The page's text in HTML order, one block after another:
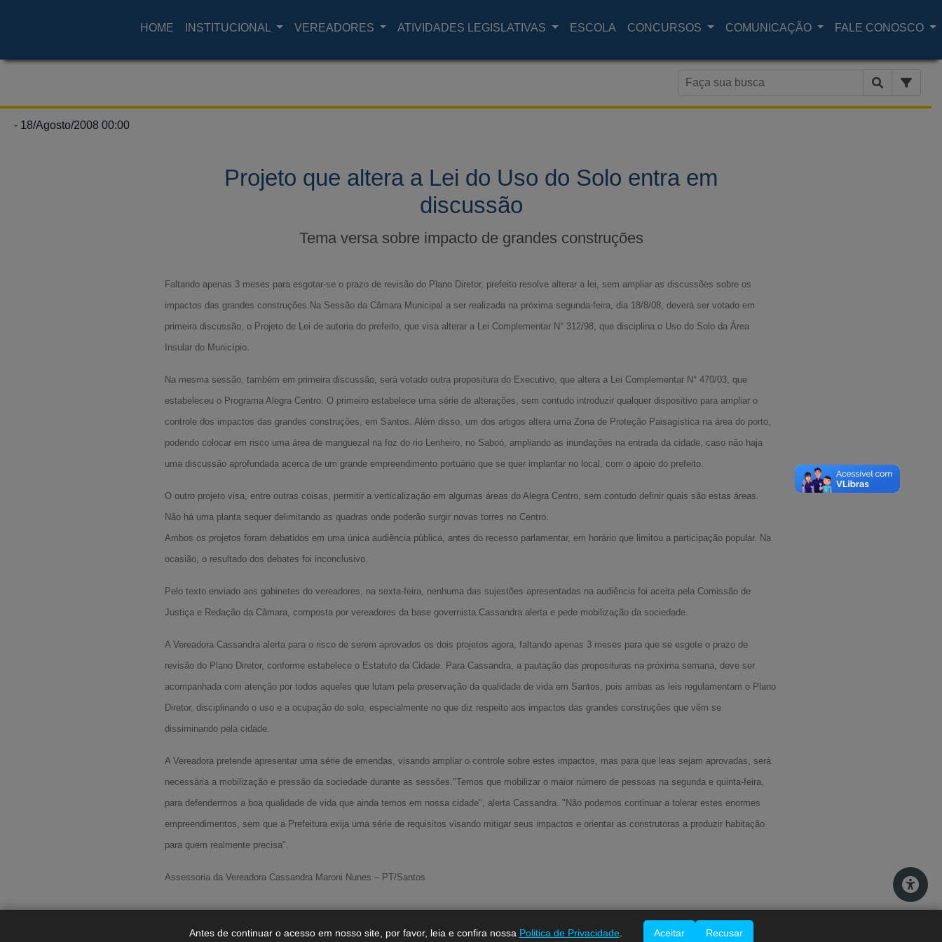
Antes de continuar o acesso em nosso site, por favor, leia e confira nossa Politica de Privacidade. Aceitar Recusar
HOME INSTITUCIONAL VEREADORES ATIVIDADES LEGISLATIVAS ESCOLA CONCURSOS COMUNICAÇÃO FALE CONOSCO
- 18/Agosto/2008 00:00
Projeto que altera a Lei do Uso do Solo entra em
discussão
Tema versa sobre impacto de grandes construções
Faltando apenas 3 meses para esgotar-se o prazo de revisão do Plano Diretor, prefeito resolve alterar a lei, sem ampliar as discussões sobre os
impactos das grandes construções.Na Sessão da Câmara Municipal a ser realizada na próxima segunda-feira, dia 18/8/08, deverá ser votado em
primeira discussão, o Projeto de Lei de autoria do prefeito, que visa alterar a Lei Complementar N° 312/98, que disciplina o Uso do Solo da Área
Insular do Município.
Na mesma sessão, também em primeira discussão, será votado outra propositura do Executivo, que altera a Lei Complementar N° 470/03, que
estabeleceu o Programa Alegra Centro. O primeiro estabelece uma série de alterações, sem contudo introduzir qualquer dispositivo para ampliar o
controle dos impactos das grandes construções, em Santos. Além disso, um dos artigos altera uma Zona de Proteção Paisagística na área do porto,
podendo colocar em risco uma área de manguezal na foz do rio Lenheiro, no Saboó, ampliando as inundações na entrada da cidade, caso não haja
uma discussão aprofundada acerca de um grande empreendimento portuário que se quer implantar no local, com o apoio do prefeito.
O outro projeto visa, entre outras coisas, permitir a verticalização em algumas áreas do Alegra Centro, sem contudo definir quais são estas áreas.
Não há uma planta sequer delimitando as quadras o­nde poderão surgir novas torres no Centro.
Ambos os projetos foram debatidos em uma única audiência pública, antes do recesso parlamentar, em horário que limitou a participação popular. Na
ocasião, o resultado dos debates foi inconclusivo.
Pelo texto enviado aos gabinetes do vereadores, na sexta-feira, nenhuma das sujestões apresentadas na audiência foi aceita pela Comissão de
Justiça e Redação da Câmara, composta por vereadores da base governista.Cassandra alerta e pede mobilização da sociedade.
A Vereadora Cassandra alerta para o risco de serem aprovados os dois projetos agora, faltando apenas 3 meses para que se esgote o prazo de
revisão do Plano Diretor, conforme estabelece o Estatuto da Cidade. Para Cassandra, a pautação das proposituras na próxima semana, deve ser
acompanhada com atenção por todos aqueles que lutam pela preservação da qualidade de vida em Santos, pois ambas as leis regulamentam o Plano
Diretor, disciplinando o uso e a ocupação do solo, especialmente no que diz respeito aos impactos das grandes construções que vêm se
dissiminando pela cidade.
A Vereadora pretende apresentar uma série de emendas, visando ampliar o controle sobre estes impactos, mas para que leas sejam aprovadas, será
necessária a mobilização e pressão da sociedade durante as sessões."Temos que mobilizar o maior número de pessoas na segunda e quinta-feira,
para defendermos a boa qualidade de vida que ainda temos em nossa cidade", alerta Cassandra. "Não podemos continuar a tolerar estes enormes
empreendimentos, sem que a Prefeitura exija uma série de requisitos visando mitigar seus impactos e orientar as construtoras a produzir habitação
para quem realmente precisa".
Assessoria da Vereadora Cassandra Maroni Nunes – PT/Santos